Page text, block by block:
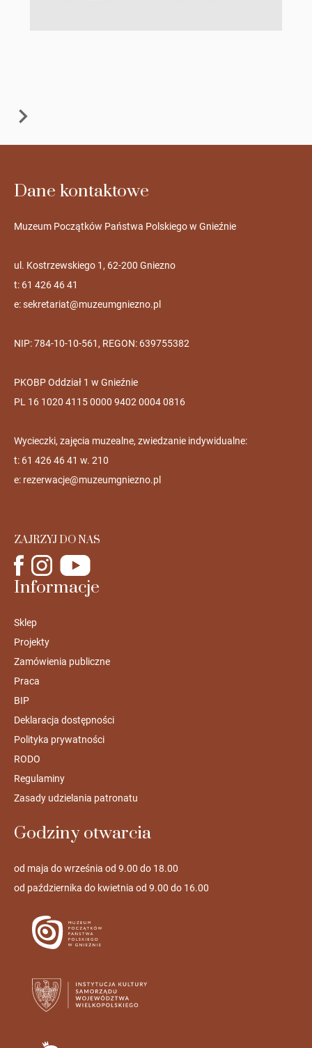
Dane kontaktowe
Muzeum Początków Państwa Polskiego w Gnieźnie
ul. Kostrzewskiego 1, 62-200 Gniezno
t: 61 426 46 41
e:sekretariat@muzeumgniezno.pl
NIP: 784-10-10-561, REGON: 639755382
PKOBP Oddział 1 w Gnieźnie
PL 16 1020 4115 0000 9402 0004 0816
Wycieczki, zajęcia muzealne, zwiedzanie indywidualne:
t: 61 426 46 41 w. 210
e: rezerwacje@muzeumgniezno.pl
ZAJRZYJ DO NAS
Informacje
Sklep
Projekty
Zamówienia publiczne
Praca
BIP
Deklaracja dostępności
Polityka prywatności
RODO
Regulaminy
Zasady udzielania patronatu
Godziny otwarcia
od maja do września od 9.00 do 18.00
od października do kwietnia od 9.00 do 16.00